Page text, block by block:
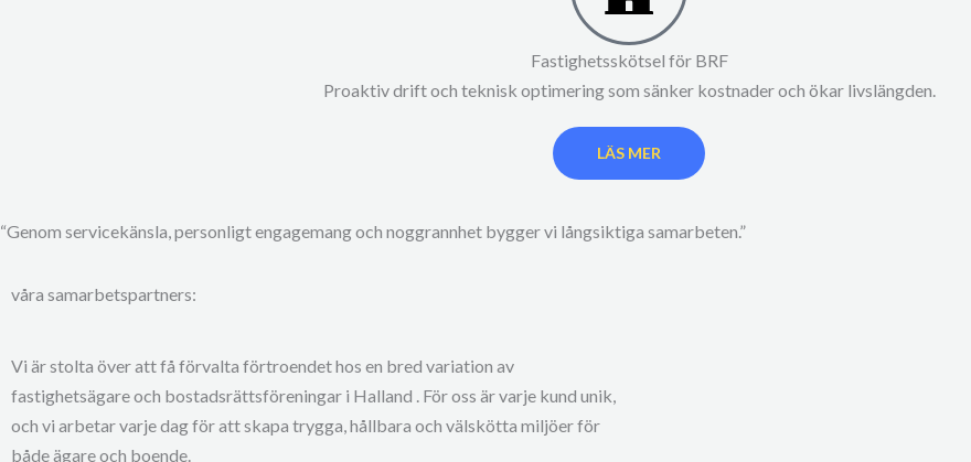
Fastighetsskötsel för BRF
Proaktiv drift och teknisk optimering som sänker kostnader och ökar livslängden.
LÄS MER
“Genom servicekänsla, personligt engagemang och noggrannhet bygger vi långsiktiga samarbeten.”
våra samarbetspartners:
Vi är stolta över att få förvalta förtroendet hos en bred variation av
fastighetsägare och bostadsrättsföreningar i Halland . För oss är varje kund unik,
och vi arbetar varje dag för att skapa trygga, hållbara och välskötta miljöer för
både ägare och boende.